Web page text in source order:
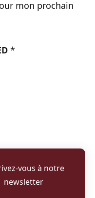
mon prochain
*
à notre
newsletter